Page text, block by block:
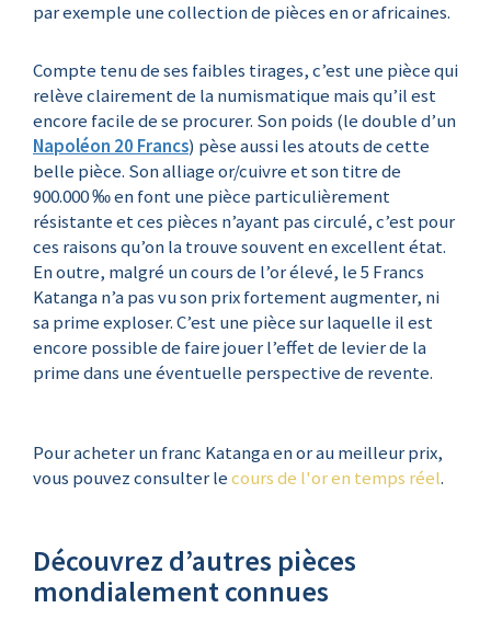
par exemple une collection de pièces en or africaines.
Compte tenu de ses faibles tirages, c’est une pièce qui
relève clairement de la numismatique mais qu’il est
encore facile de se procurer. Son poids (le double d’un
Napoléon 20 Francs) pèse aussi les atouts de cette
belle pièce. Son alliage or/cuivre et son titre de
900.000 ‰ en font une pièce particulièrement
résistante et ces pièces n’ayant pas circulé, c’est pour
ces raisons qu’on la trouve souvent en excellent état.
En outre, malgré un cours de l’or élevé, le 5 Francs
Katanga n’a pas vu son prix fortement augmenter, ni
sa prime exploser. C’est une pièce sur laquelle il est
encore possible de faire jouer l’effet de levier de la
prime dans une éventuelle perspective de revente.
Pour acheter un franc Katanga en or au meilleur prix,
vous pouvez consulter lecours de l'or en temps réel.
Découvrez d’autres pièces
mondialement connues